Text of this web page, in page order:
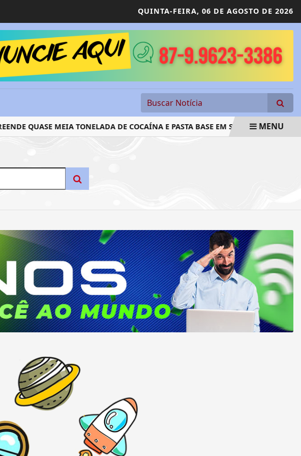
QUINTA-FEIRA, 06 DE AGOSTO DE 2026
QUASE MEIA TONELADA DE COCAÍNA E PASTA BASE EM SALGUEIRO, PE
MENU